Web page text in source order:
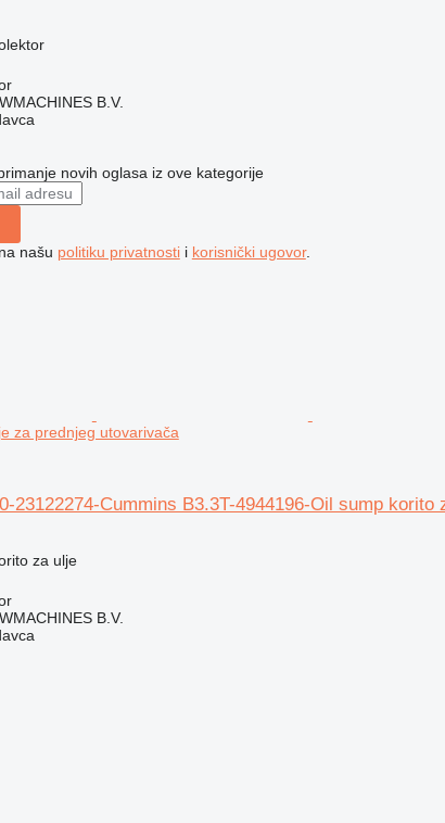
B.V.
novih oglasa iz ove kategorije
našu politiku privatnostii korisnički ugovor.
za prednjeg utovarivača
23122274-Cummins B3.3T-4944196-Oil sump
za ulje
B.V.